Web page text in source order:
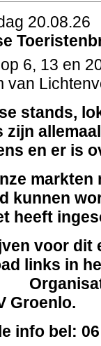
20.08.26
6, 13 en
van
stands,
zijn
en er is
kunnen
heeft
voor dit
links in
Groenlo.
info bel: